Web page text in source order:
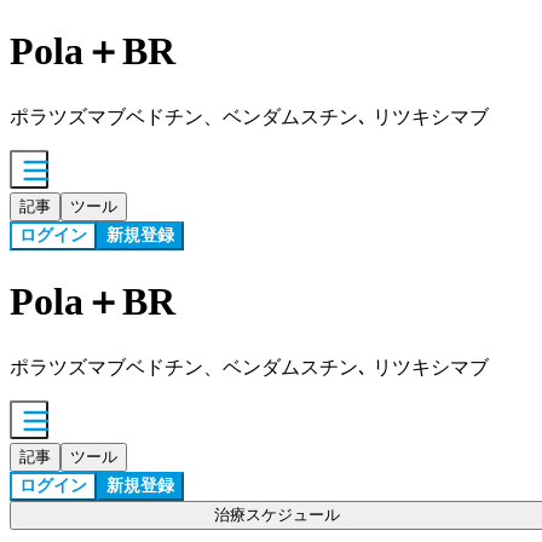
Pola＋BR
ポラツズマブベドチン、ベンダムスチン､ リツキシマブ
記事 ツール
ログイン 新規登録
Pola＋BR
ポラツズマブベドチン、ベンダムスチン､ リツキシマブ
記事 ツール
ログイン 新規登録
治療スケジュール